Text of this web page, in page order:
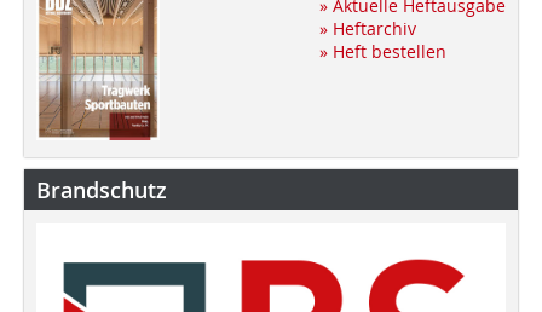
» Aktuelle Heftausgabe
» Heftarchiv
» Heft bestellen
Brandschutz